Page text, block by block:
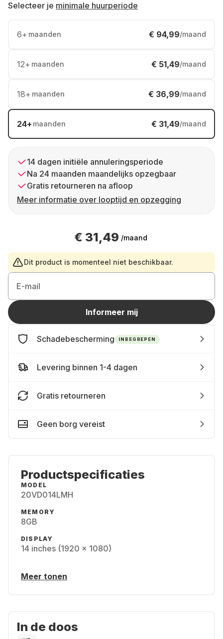
Selecteer je minimale huurperiode
6+ maanden € 94,99/maand
12+ maanden € 51,49/maand
18+ maanden € 36,99/maand
24+ maanden € 31,49/maand
14 dagen initiële annuleringsperiode
Na 24 maanden maandelijks opzegbaar
Gratis retourneren na afloop
Meer informatie over looptijd en opzegging
€ 31,49 /maand
Dit product is momenteel niet beschikbaar.
E-mail
Informeer mij
Schadebescherming INBEGREPEN
Levering binnen 1-4 dagen
Gratis retourneren
Geen borg vereist
Productspecificaties
MODEL
20VD014LMH
MEMORY
8GB
DISPLAY
14 inches (1920 x 1080)
Meer tonen
In de doos